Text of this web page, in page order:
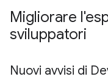
Migliorare
sviluppatori
Nuovi avvisi di